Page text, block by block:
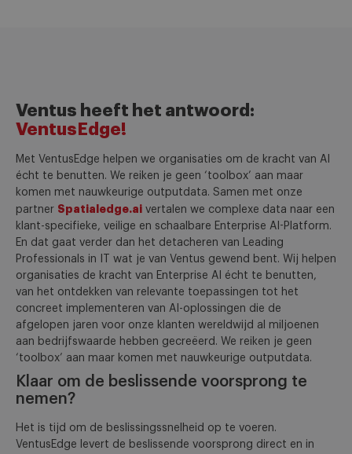
Intelligente
Beslissingen
Ventus heeft het antwoord:
VentusEdge!
Met VentusEdge helpen we organisaties om de kracht van AI
écht te benutten. We reiken je geen ‘toolbox’ aan maar
komen met nauwkeurige outputdata. Samen met onze
partner Spatialedge.ai vertalen we complexe data naar een
klant-specifieke, veilige en schaalbare Enterprise AI-Platform.
En dat gaat verder dan het detacheren van Leading
Professionals in IT wat je van Ventus gewend bent. Wij helpen
organisaties de kracht van Enterprise AI écht te benutten,
van het ontdekken van relevante toepassingen tot het
concreet implementeren van AI-oplossingen die de
afgelopen jaren voor onze klanten wereldwijd al miljoenen
aan bedrijfswaarde hebben gecreëerd. We reiken je geen
‘toolbox’ aan maar komen met nauwkeurige outputdata.
Klaar om de beslissende voorsprong te
nemen?
Het is tijd om de beslissingssnelheid op te voeren.
VentusEdge levert de beslissende voorsprong direct en in